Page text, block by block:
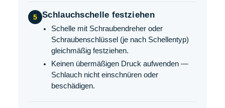
5 Schlauchschelle festziehen
Schelle mit Schraubendreher oder
Schraubenschlüssel (je nach Schellentyp)
gleichmäßig festziehen.
Keinen übermäßigen Druck aufwenden —
Schlauch nicht einschnüren oder
beschädigen.